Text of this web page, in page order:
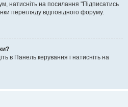
натисніть на посилання "Підписатись
перегляду відповідного форуму.
в Панель керування і натисніть на